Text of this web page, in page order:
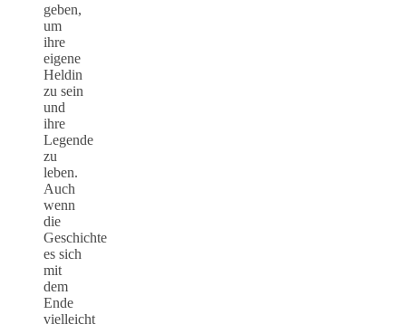
geben,
um
ihre
eigene
Heldin
zu sein
und
ihre
Legende
zu
leben.
Auch
wenn
die
Geschichte
es sich
mit
dem
Ende
vielleicht